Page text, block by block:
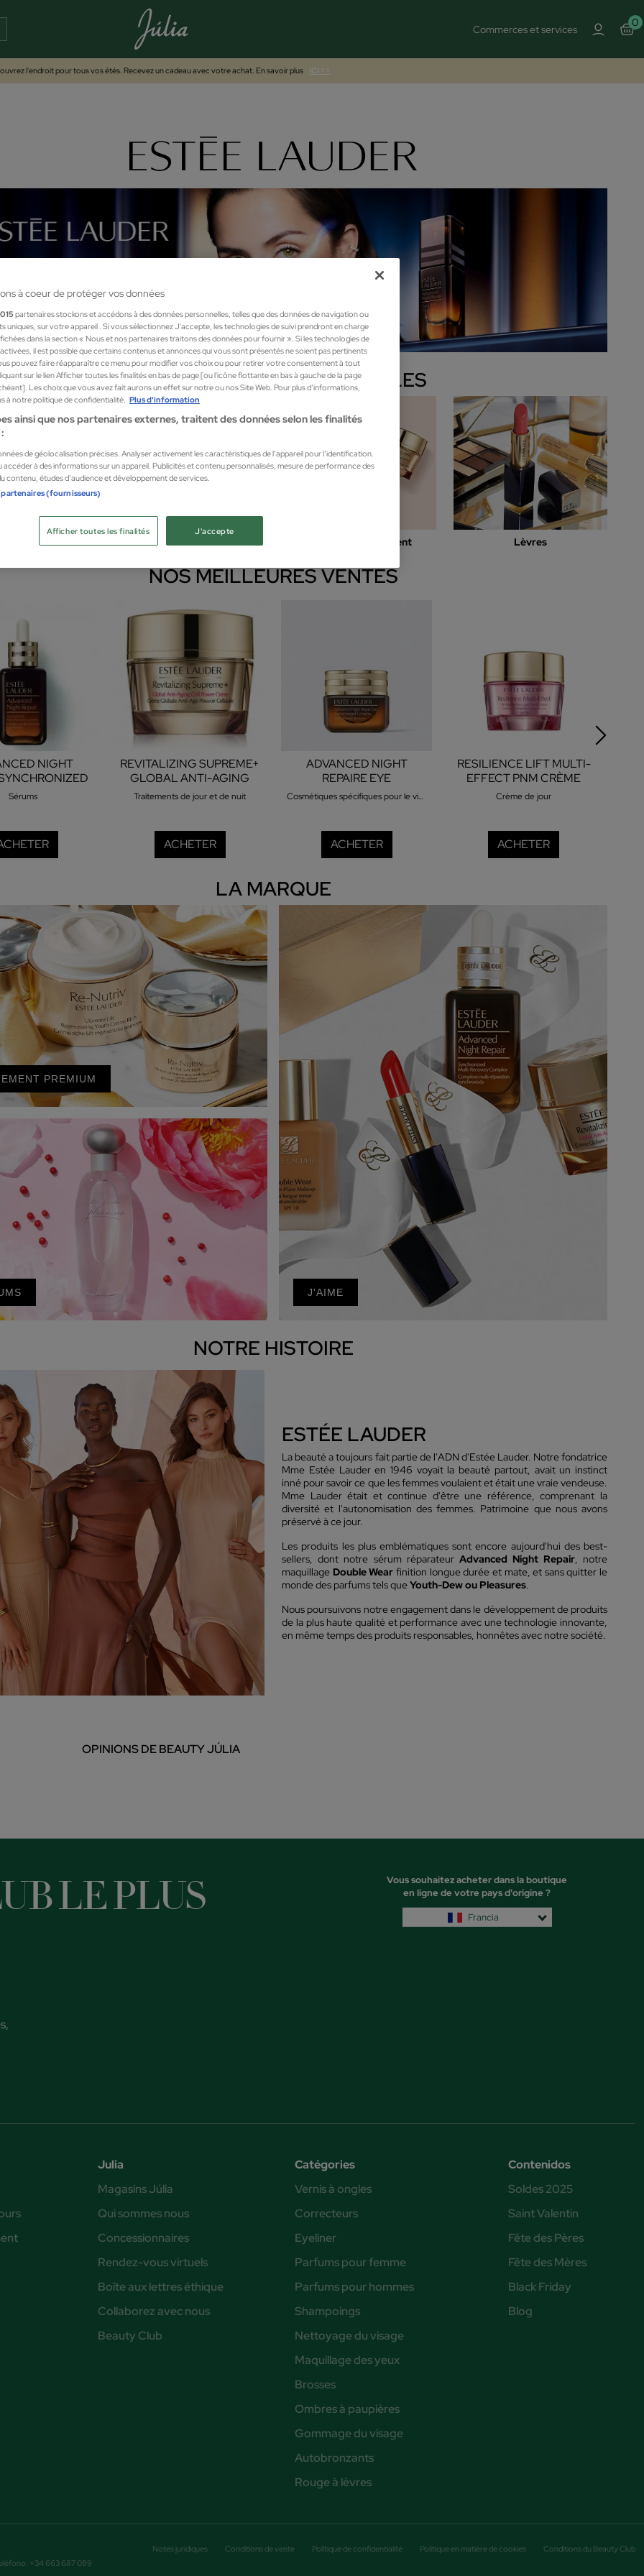
Commerces et services
0
l'endroit pour tous vos étés. Recevez un cadeau avec votre achat. En savoir plus ICI >>
TROUVEZ VOS INDISPENSABLES
Maquillage du visage Cremes de traitement Lèvres
NOS MEILLEURES VENTES
NIGHT
COMPLEX
Sérums
REVITALIZING SUPREME+
GLOBAL ANTI-AGING
CREME
Traitements de jour et de nuit
ACHETER
ADVANCED NIGHT
REPAIRE EYE
SUPERCHARGED
Cosmétiques spécifiques pour le visage
ACHETER
RESILIENCE LIFT MULTI-
EFFECT PNM CRÈME
50ML
Crème de jour
ACHETER
LA MARQUE
PREMIUM
J'AIME
NOTRE HISTOIRE
ESTÉE LAUDER
La beauté a toujours fait partie de l'ADN d'Estée Lauder. Notre fondatrice
Mme Estée Lauder en 1946 voyait la beauté partout, avait un instinct
inné pour savoir ce que les femmes voulaient et était une vraie vendeuse.
Mme Lauder était et continue d'être une référence, comprenant la
diversité et l'autonomisation des femmes. Patrimoine que nous avons
préservé à ce jour.
Les produits les plus emblématiques sont encore aujourd'hui des best-
sellers, dont notre sérum réparateur Advanced Night Repair, notre
maquillage Double Wear finition longue durée et mate, et sans quitter le
monde des parfums tels queYouth-Dew ou Pleasures.
Nous poursuivons notre engagement dans le développement de produits
de la plus haute qualité et performance avec une technologie innovante,
en même temps des produits responsables, honnêtes avec notre société.
OPINIONS DE BEAUTY JÚLIA
LE PLUS
Vous souhaitez acheter dans la boutique
en ligne de votre pays d'origine ?
Francia
Julia
Magasins Júlia
Qui sommes nous
Concessionnaires
Rendez-vous virtuels
Boîte aux lettres éthique
Collaborez avec nous
Beauty Club
Catégories
Vernis à ongles
Correcteurs
Eyeliner
Parfums pour femme
Parfums pour hommes
Shampoings
Nettoyage du visage
Maquillage des yeux
Brosses
Ombres à paupières
Gommage du visage
Autobronzants
Rouge à lèvres
Contenidos
Soldes 2025
Saint Valentin
Fête des Pères
Fête des Mères
Black Friday
Blog
Notes juridiques Conditions de vente Politique de confidentialité Politique en matière de cookies
Conditions du Beauty Club
+34 663 687 089
à coeur de protéger vos données
partenaires stockons et accédons à des données personnelles, telles que des données de navigation ou
uniques, sur votre appareil . Si vous sélectionnez J'accepte, les technologies de suivi prendront en charge
dans la section « Nous et nos partenaires traitons des données pour fournir ». Si les technologies de
il est possible que certains contenus et annonces qui vous sont présentés ne soient pas pertinents
pouvez faire réapparaître ce menu pour modifier vos choix ou pour retirer votre consentement à tout
sur le lien Afficher toutes les finalités en bas de page [ou l'icône flottante en bas à gauche de la page
Les choix que vous avez fait aurons un effet sur notre ou nos Site Web. Pour plus d’informations,
à notre politique de confidentialité. Plus d'information
ainsi que nos partenaires externes, traitent des données selon les finalités
de géolocalisation précises. Analyser activement les caractéristiques de l’appareil pour l’identification.
à des informations sur un appareil. Publicités et contenu personnalisés, mesure de performance des
contenu, études d’audience et développement de services.
(fournisseurs)
J'accepte
Afficher toutes les finalités